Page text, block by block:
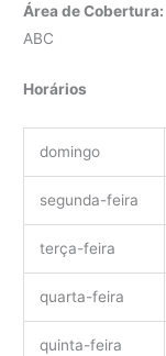
Área de Cobertura:
ABC
Horários
domingo
segunda-feira
terça-feira
quarta-feira
quinta-feira